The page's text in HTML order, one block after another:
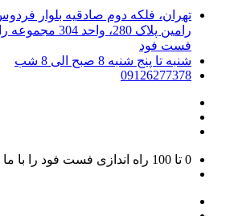
تهران، فلکه دوم صادقیه بلوار
رامین پلاک 280،
فست فود
شنبه تا پنج شنبه 8 صبح الی 8 شب
09126277378
0 تا 100 راه اندازی فست فود را با ما